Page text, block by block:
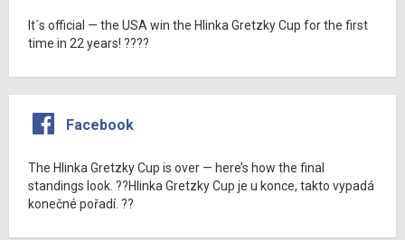
It´s official — the USA win the Hlinka Gretzky Cup for the first
time in 22 years! ????
Facebook
The Hlinka Gretzky Cup is over — here’s how the final
standings look. ??Hlinka Gretzky Cup je u konce, takto vypadá
konečné pořadí. ??